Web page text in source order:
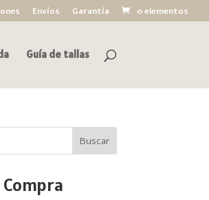
Envíos Garantía 0 elementos
Guía de tallas
Buscar
Compra